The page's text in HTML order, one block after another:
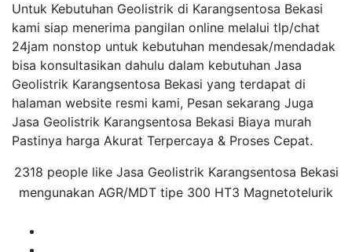
Untuk Kebutuhan Geolistrik di Karangsentosa Bekasi
kami siap menerima pangilan online melalui tlp/chat
24jam nonstop untuk kebutuhan mendesak/mendadak
bisa konsultasikan dahulu dalam kebutuhan Jasa
Geolistrik Karangsentosa Bekasi yang terdapat di
halaman website resmi kami, Pesan sekarang Juga
Jasa Geolistrik Karangsentosa Bekasi Biaya murah
Pastinya harga Akurat Terpercaya & Proses Cepat.
2318 people like Jasa Geolistrik Karangsentosa Bekasi
mengunakan AGR/MDT tipe 300 HT3 Magnetotelurik